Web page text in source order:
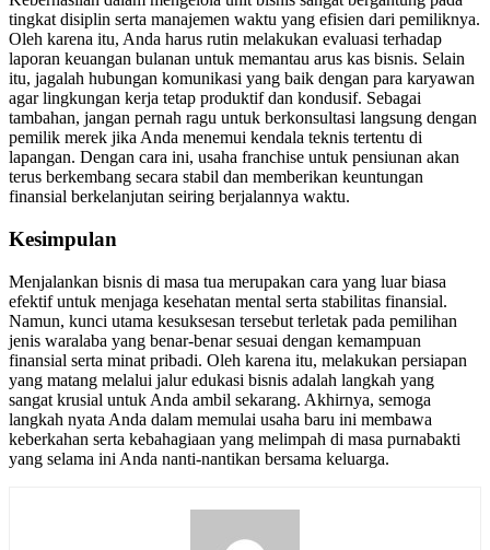
tingkat disiplin serta manajemen waktu yang efisien dari pemiliknya.
Oleh karena itu, Anda harus rutin melakukan evaluasi terhadap
laporan keuangan bulanan untuk memantau arus kas bisnis. Selain
itu, jagalah hubungan komunikasi yang baik dengan para karyawan
agar lingkungan kerja tetap produktif dan kondusif. Sebagai
tambahan, jangan pernah ragu untuk berkonsultasi langsung dengan
pemilik merek jika Anda menemui kendala teknis tertentu di
lapangan. Dengan cara ini, usaha franchise untuk pensiunan akan
terus berkembang secara stabil dan memberikan keuntungan
finansial berkelanjutan seiring berjalannya waktu.
Kesimpulan
Menjalankan bisnis di masa tua merupakan cara yang luar biasa
efektif untuk menjaga kesehatan mental serta stabilitas finansial.
Namun, kunci utama kesuksesan tersebut terletak pada pemilihan
jenis waralaba yang benar-benar sesuai dengan kemampuan
finansial serta minat pribadi. Oleh karena itu, melakukan persiapan
yang matang melalui jalur edukasi bisnis adalah langkah yang
sangat krusial untuk Anda ambil sekarang. Akhirnya, semoga
langkah nyata Anda dalam memulai usaha baru ini membawa
keberkahan serta kebahagiaan yang melimpah di masa purnabakti
yang selama ini Anda nanti-nantikan bersama keluarga.